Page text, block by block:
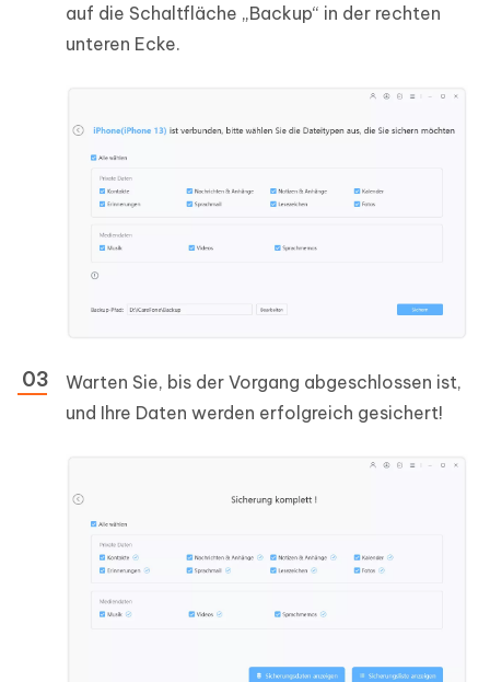
auf die Schaltfläche „Backup“ in der rechten
unteren Ecke.
Warten Sie, bis der Vorgang abgeschlossen ist,
und Ihre Daten werden erfolgreich gesichert!